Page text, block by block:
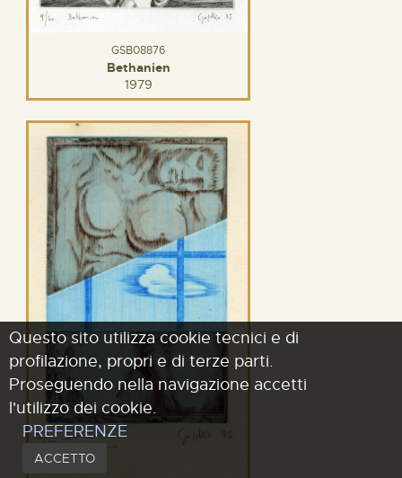
GSB08876
Bethanien
1979
Questo sito utilizza cookie tecnici e di
profilazione, propri e di terze parti.
Proseguendo nella navigazione accetti
l'utilizzo dei cookie.
PREFERENZE
ACCETTO